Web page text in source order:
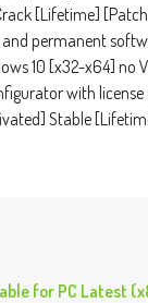
[Lifetime]
permanent
10 [x32-x64] no
with
Stable
for PC Latest